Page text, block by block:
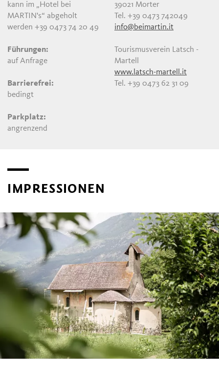
kann im „Hotel bei
MARTIN's“ abgeholt
werden +39 0473 74 20 49
Führungen:
auf Anfrage
Barrierefrei:
bedingt
Parkplatz:
angrenzend
39021 Morter
Tel. +39 0473 742049
info@beimartin.it
Tourismusverein Latsch -
Martell
www.latsch-martell.it
Tel. +39 0473 62 31 09
IMPRESSIONEN